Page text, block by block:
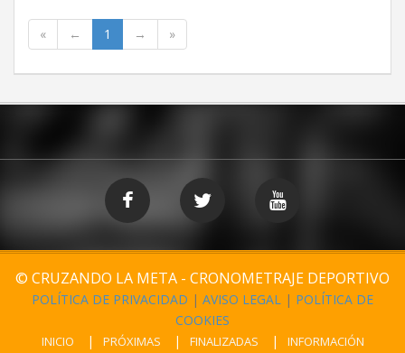
« ← 1 → »
© CRUZANDO LA META - CRONOMETRAJE DEPORTIVO
POLÍTICA DE PRIVACIDAD | AVISO LEGAL | POLÍTICA DE
COOKIES
INICIO PRÓXIMAS FINALIZADAS INFORMACIÓN